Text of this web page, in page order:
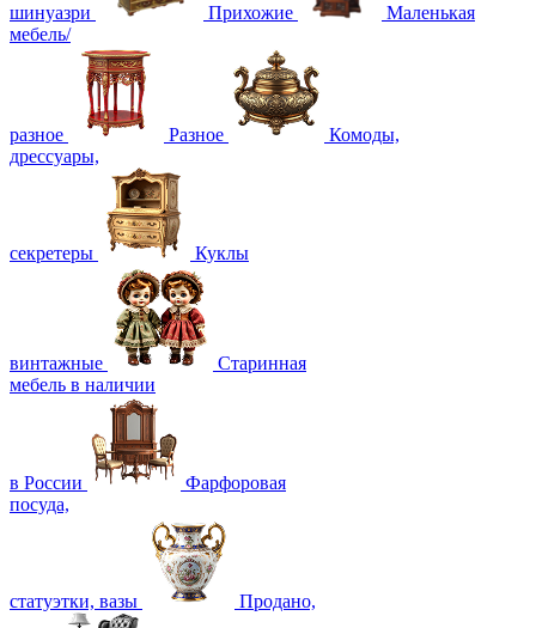
шинуазри Прихожие
Маленькая
мебель/
разное Разное
Комоды,
дрессуары,
секретеры Куклы
винтажные
Старинная
мебель в наличии
в России
Фарфоровая
посуда,
статуэтки, вазы Продано,